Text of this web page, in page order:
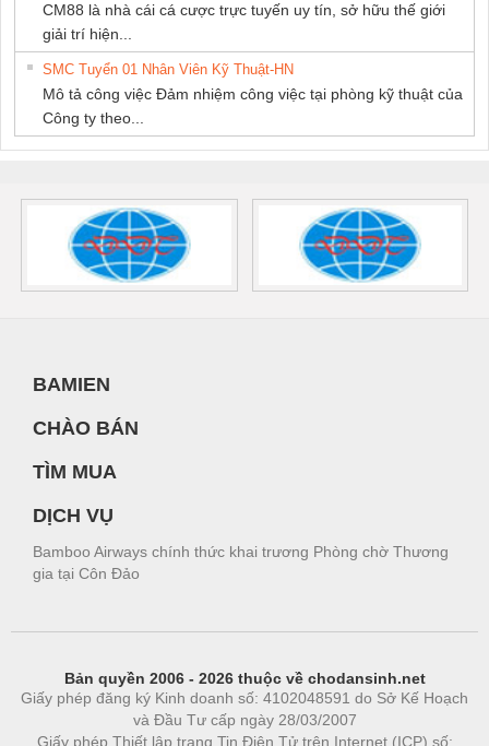
CM88 là nhà cái cá cược trực tuyến uy tín, sở hữu thế giới
giải trí hiện...
SMC Tuyển 01 Nhân Viên Kỹ Thuật-HN
Mô tả công việc Đảm nhiệm công việc tại phòng kỹ thuật của
Công ty theo...
BAMIEN
CHÀO BÁN
TÌM MUA
DỊCH VỤ
Bamboo Airways chính thức khai trương Phòng chờ Thương
gia tại Côn Đảo
Bản quyền 2006 - 2026 thuộc về chodansinh.net
Giấy phép đăng ký Kinh doanh số: 4102048591 do Sở Kế Hoạch
và Đầu Tư cấp ngày 28/03/2007
Giấy phép Thiết lập trang Tin Điện Tử trên Internet (ICP) số: